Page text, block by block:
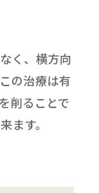
く、横方向
の治療は有
削ることで
ます。